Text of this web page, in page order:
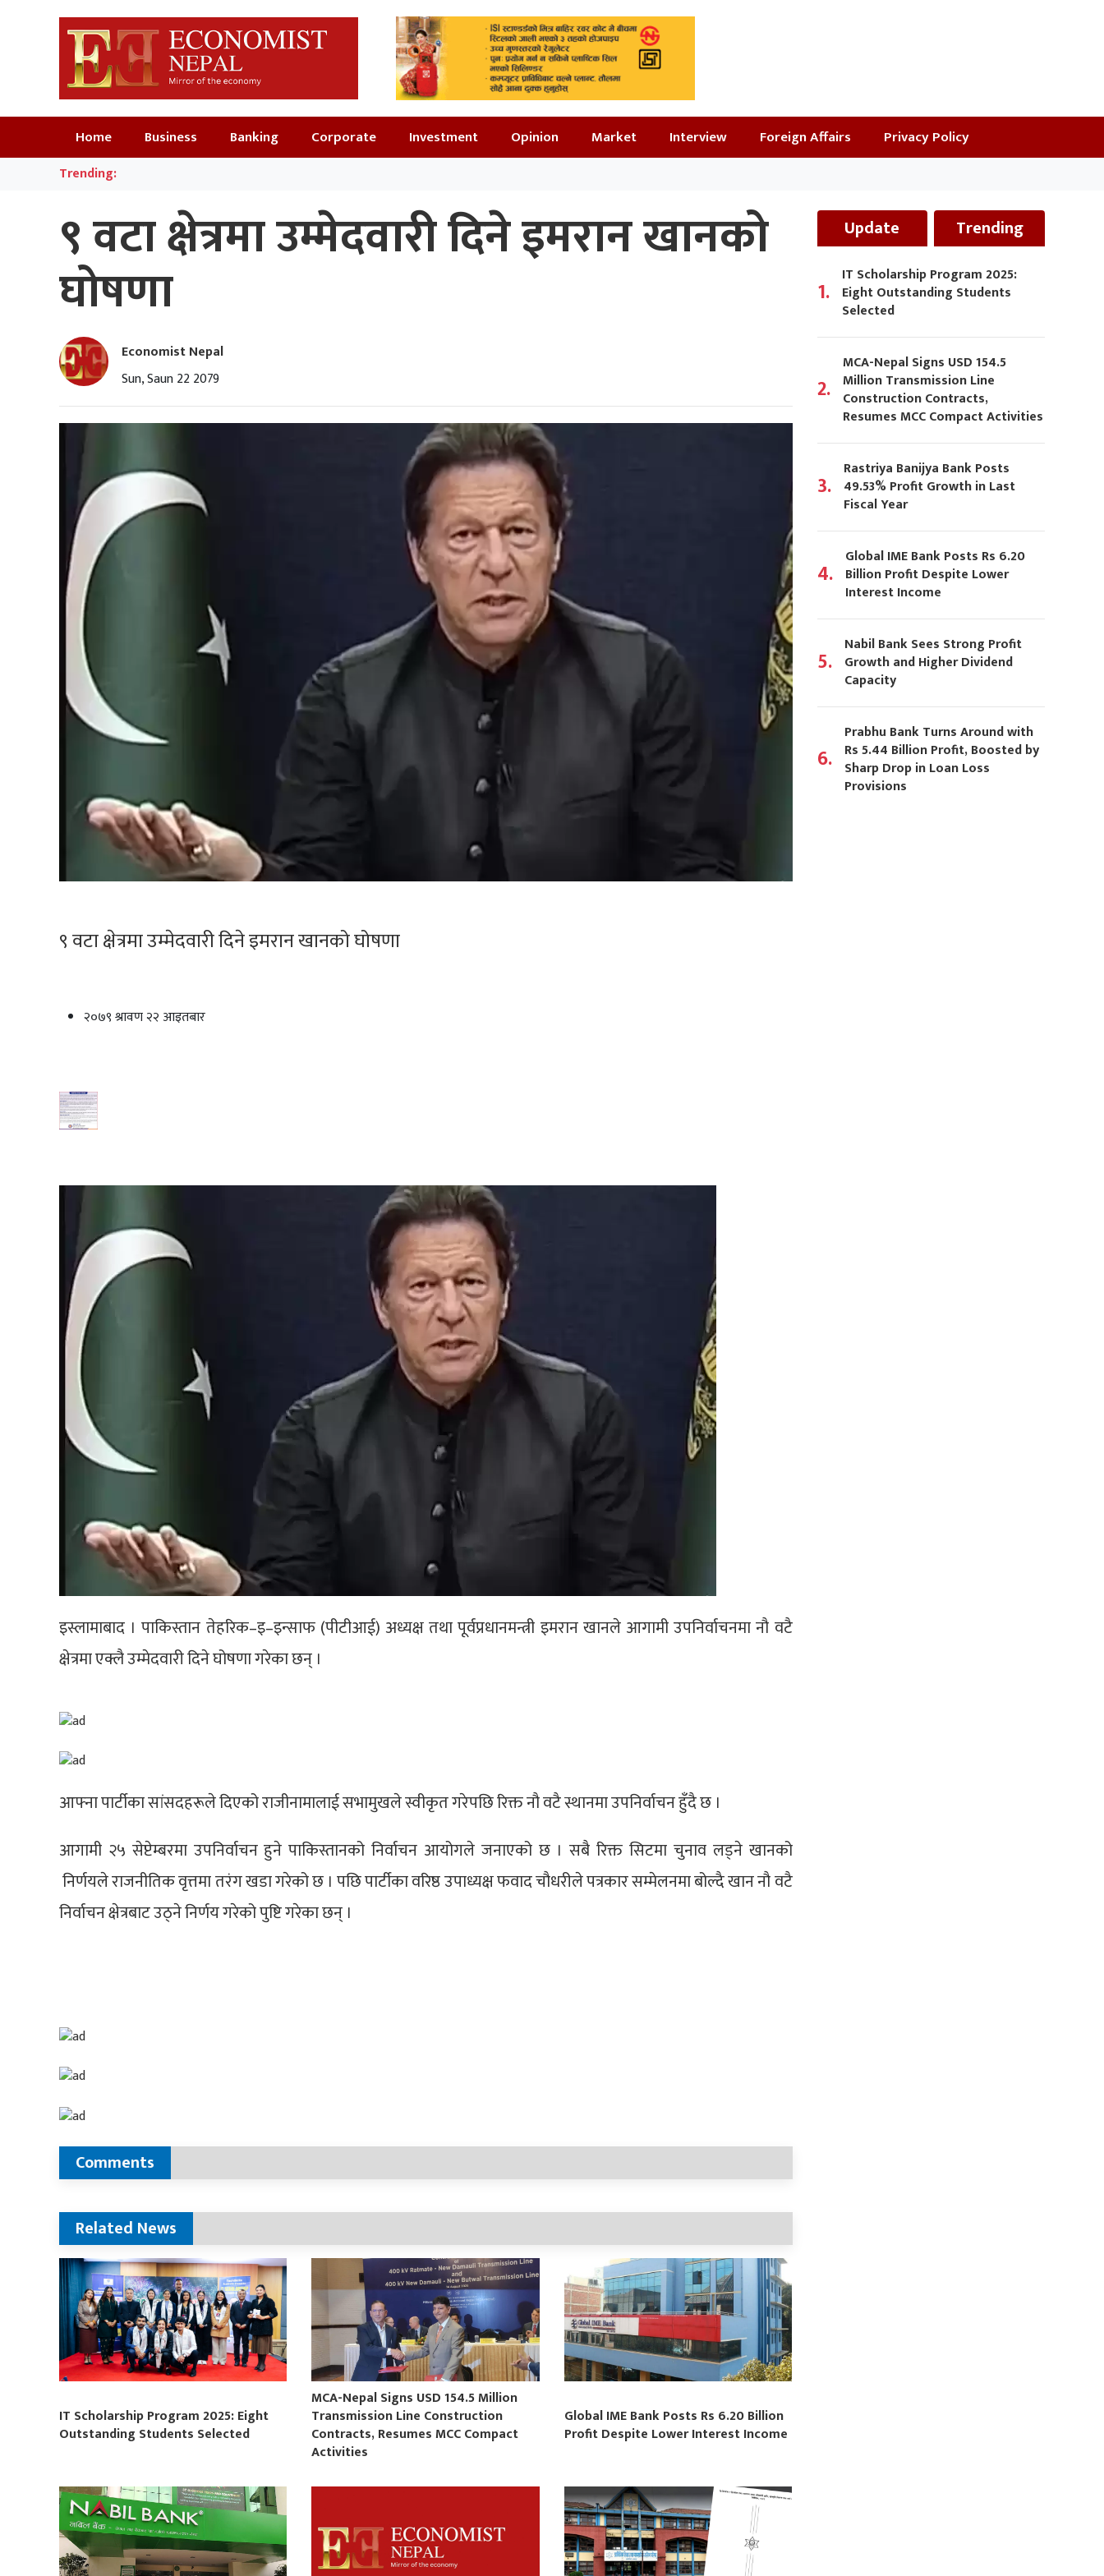
Home Business Banking Corporate Investment Opinion Market Interview Foreign Affairs Privacy Policy
Trending:
९ वटा क्षेत्रमा उम्मेदवारी दिने इमरान खानको
घोषणा
Economist Nepal
Sun, Saun 22 2079
९ वटा क्षेत्रमा उम्मेदवारी दिने इमरान खानको घोषणा
२०७९ श्रावण २२ आइतबार
इस्लामाबाद । पाकिस्तान तेहरिक–इ–इन्साफ (पीटीआई) अध्यक्ष तथा पूर्वप्रधानमन्त्री इमरान खानले आगामी उपनिर्वाचनमा नौ वटै
क्षेत्रमा एक्लै उम्मेदवारी दिने घोषणा गरेका छन् ।
आफ्ना पार्टीका सांसदहरूले दिएको राजीनामालाई सभामुखले स्वीकृत गरेपछि रिक्त नौ वटै स्थानमा उपनिर्वाचन हुँदै छ ।
आगामी २५ सेप्टेम्बरमा उपनिर्वाचन हुने पाकिस्तानको निर्वाचन आयोगले जनाएको छ । सबै रिक्त सिटमा चुनाव लड्ने खानको
निर्णयले राजनीतिक वृत्तमा तरंग खडा गरेको छ । पछि पार्टीका वरिष्ठ उपाध्यक्ष फवाद चौधरीले पत्रकार सम्मेलनमा बोल्दै खान नौ वटै
निर्वाचन क्षेत्रबाट उठ्ने निर्णय गरेको पुष्टि गरेका छन् ।
Comments
Related News
IT Scholarship Program 2025: Eight
Outstanding Students Selected
MCA-Nepal Signs USD 154.5 Million
Transmission Line Construction
Contracts, Resumes MCC Compact
Activities
Global IME Bank Posts Rs 6.20 Billion
Profit Despite Lower Interest Income
Update Trending
1.
IT Scholarship Program 2025:
Eight Outstanding Students
Selected
2.
MCA-Nepal Signs USD 154.5
Million Transmission Line
Construction Contracts,
Resumes MCC Compact Activities
3.
Rastriya Banijya Bank Posts
49.53% Profit Growth in Last
Fiscal Year
4.
Global IME Bank Posts Rs 6.20
Billion Profit Despite Lower
Interest Income
5.
Nabil Bank Sees Strong Profit
Growth and Higher Dividend
Capacity
6.
Prabhu Bank Turns Around with
Rs 5.44 Billion Profit, Boosted by
Sharp Drop in Loan Loss
Provisions